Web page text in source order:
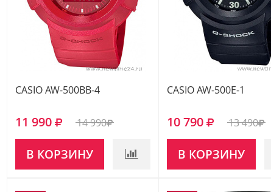
CASIO AW-500BB-4
11 990 14 990
В КОРЗИНУ
CASIO AW-500E-1
10 790 13 490
В КОРЗИНУ